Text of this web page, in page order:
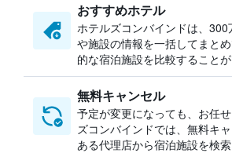
おすすめホテル
ホテルズコンバインドは、
や施設の情報を一括してまと
的な宿泊施設を比較することが
無料キャンセル
予定が変更になっても、お任
ズコンバインドでは、無料キ
ある代理店から宿泊施設を検